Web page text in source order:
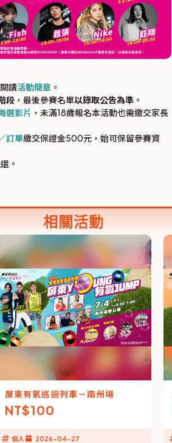
讀活動簡章 。
段，最後參賽名單以錄取公告為準。
選影片 ，未滿18歲報名本活動也需繳交家長
訂單繳交保證金500元，始可保留參賽資
。
相關活動
屏東有氧巡迴列車－南州場
NT$100
個人 2026-04-27